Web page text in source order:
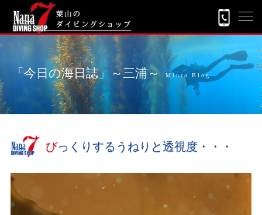
「今日の海日誌」～三浦～ Miura Blog
びっくりするうねりと透視度・・・